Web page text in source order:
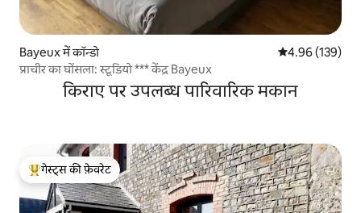
Bayeux में कॉन्डो औसत रेटिंग 5 में से
4.96 (139)
प्राचीर का घोंसला: स्टूडियो *** केंद्र Bayeux
किराए पर उपलब्ध पारिवारिक मकान
गेस्ट्स का टॉप फ़ेवरेट
गेस्ट्स की फ़ेवरेट